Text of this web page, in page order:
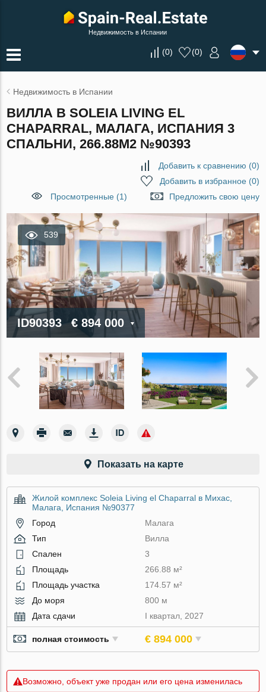
Недвижимость в Испании
(0) (0)
Недвижимость в Испании
ВИЛЛА В SOLEIA LIVING EL
CHAPARRAL, МАЛАГА, ИСПАНИЯ 3
СПАЛЬНИ, 266.88М2 №90393
Добавить к сравнению (0)
Добавить в избранное(0)
Просмотренные (1)
Предложить свою цену
539
ID90393 € 894 000
Показать на карте
Жилой комплекс Soleia Living el Chaparral в Михас,
Малага, Испания №90377
Город
Малага
Тип
Вилла
Спален
3
Площадь
266.88 м²
Площадь участка
174.57 м²
До моря
800 м
Дата сдачи
I квартал, 2027
полная стоимость € 894 000
Возможно, объект уже продан или его цена изменилась